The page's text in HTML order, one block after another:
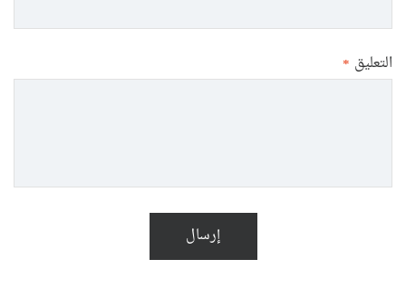
التعليق *
إرسال